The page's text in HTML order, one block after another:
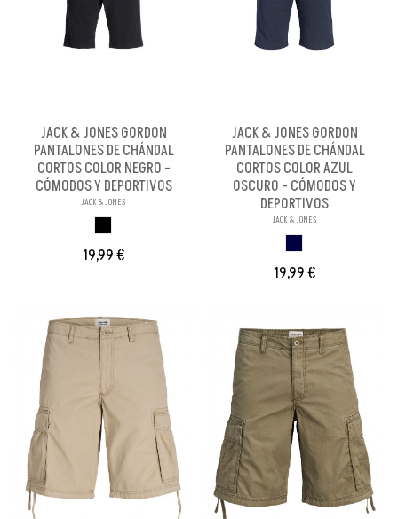
JACK & JONES GORDON
PANTALONES DE CHÁNDAL
CORTOS COLOR NEGRO -
CÓMODOS Y DEPORTIVOS
JACK & JONES
19,99 €
JACK & JONES GORDON
PANTALONES DE CHÁNDAL
CORTOS COLOR AZUL
OSCURO - CÓMODOS Y
DEPORTIVOS
JACK & JONES
19,99 €